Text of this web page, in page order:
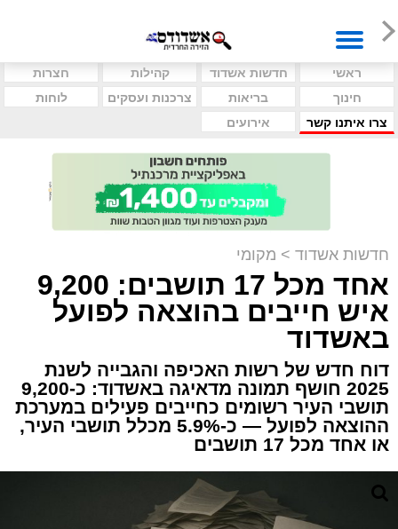
ראשי חדשות אשדוד קהילות
חצרות
חינוך
בריאות צרכנות ועסקים
לוחות
צרו איתנו קשר
אירועים
חדשות אשדוד > מקומי
אחד מכל 17 תושבים: 9,200
איש חייבים בהוצאה לפועל
באשדוד
דוח חדש של רשות האכיפה והגבייה לשנת
2025 חושף תמונה מדאיגה באשדוד: כ-9,200
תושבי העיר רשומים כחייבים פעילים במערכת
ההוצאה לפועל — כ-5.9% מכלל תושבי העיר,
או אחד מכל 17 תושבים